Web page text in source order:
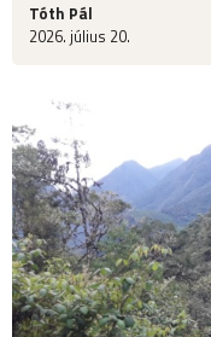
Tóth Pál
2026. július 20.